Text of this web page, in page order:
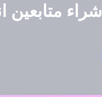
شراء متابعين